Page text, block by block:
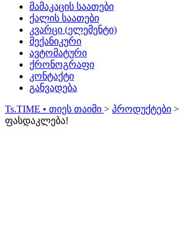
მამაკაცის საათები
ქალის საათები
კვარცი (ელემენტი)
მექანიკური
ავტომატური
ქრონოგრაფი
კონტაქტი
განვადება
Ts.TIME • თიეს თაიმი > პროდუქტები >
ფასდაკლება!